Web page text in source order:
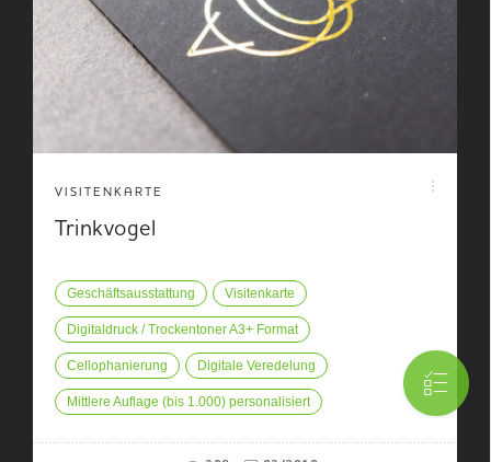
VISITENKARTE
Trinkvogel
Geschäftsausstattung Visitenkarte
Digitaldruck / Trockentoner A3+ Format
Cellophanierung Digitale Veredelung
Mittlere Auflage (bis 1.000) personalisiert